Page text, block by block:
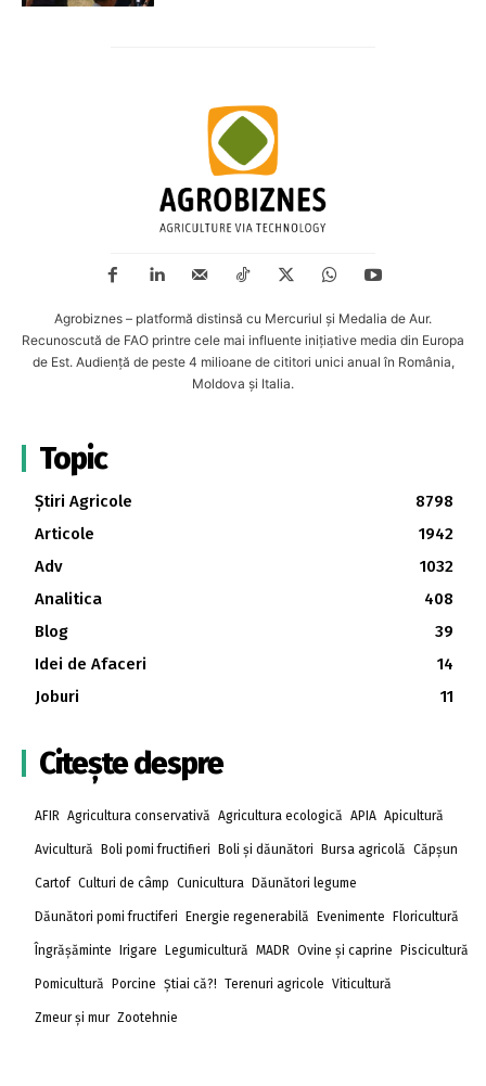
Agrobiznes – platformă distinsă cu Mercuriul și Medalia de Aur.
Recunoscută de FAO printre cele mai influente inițiative media din Europa
de Est. Audiență de peste 4 milioane de cititori unici anual în România,
Moldova și Italia.
Topic
Știri Agricole
8798
Articole
1942
Adv
1032
Analitica
408
Blog
39
Idei de Afaceri
14
Joburi
11
Citește despre
AFIR Agricultura conservativă Agricultura ecologică APIA Apicultură
Avicultură Boli pomi fructifieri Boli și dăunători Bursa agricolă Căpșun
Cartof Culturi de câmp Cunicultura Dăunători legume
Dăunători pomi fructiferi Energie regenerabilă Evenimente Floricultură
Îngrășăminte Irigare Legumicultură MADR Ovine și caprine Piscicultură
Pomicultură Porcine Știai că?! Terenuri agricole Viticultură
Zmeur și mur Zootehnie